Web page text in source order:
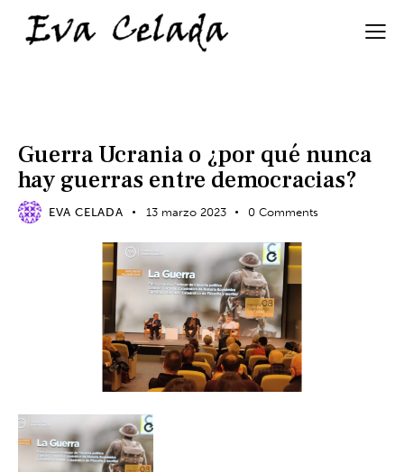
Guerra Ucrania o ¿por qué nunca
hay guerras entre democracias?
EVA CELADA 13 marzo 2023 0 Comments